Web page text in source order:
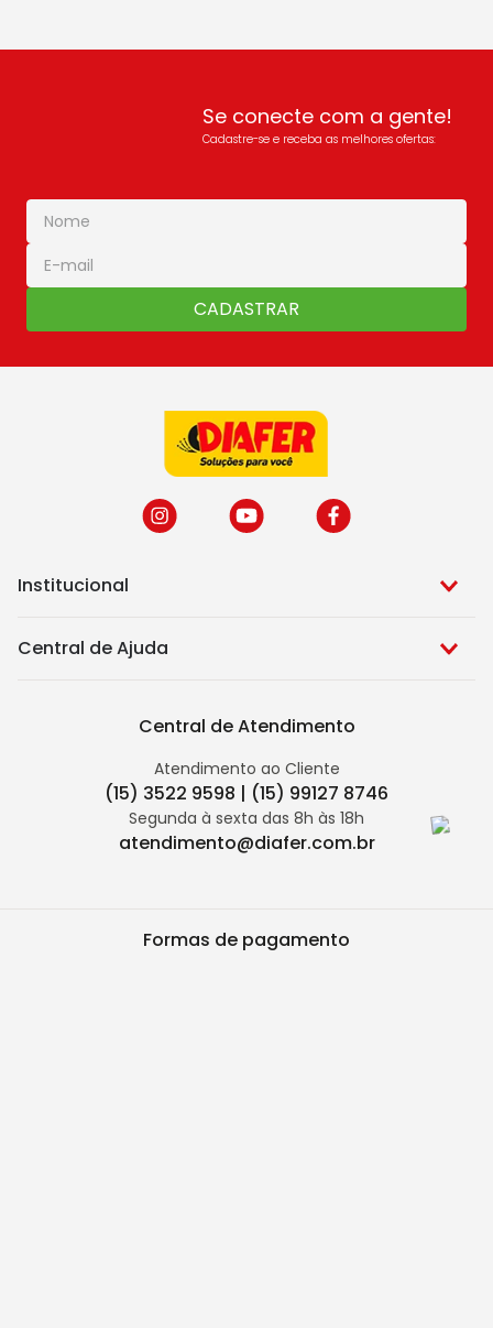
Se conecte com a gente!
Cadastre-se e receba as melhores ofertas:
CADASTRAR
Institucional
Central de Ajuda
Central de Atendimento
Atendimento ao Cliente
(15) 3522 9598 | (15) 99127 8746
Segunda à sexta das 8h às 18h
atendimento@diafer.com.br
Formas de pagamento